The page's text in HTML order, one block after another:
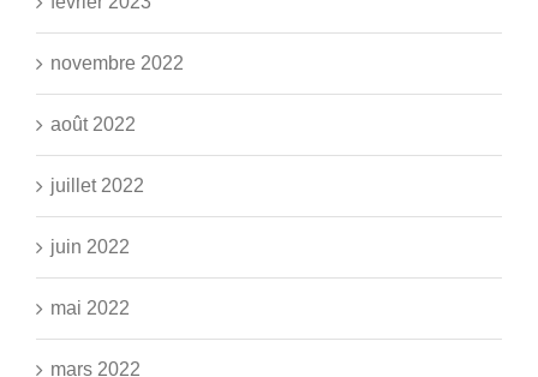
novembre 2022
août 2022
juillet 2022
juin 2022
mai 2022
mars 2022